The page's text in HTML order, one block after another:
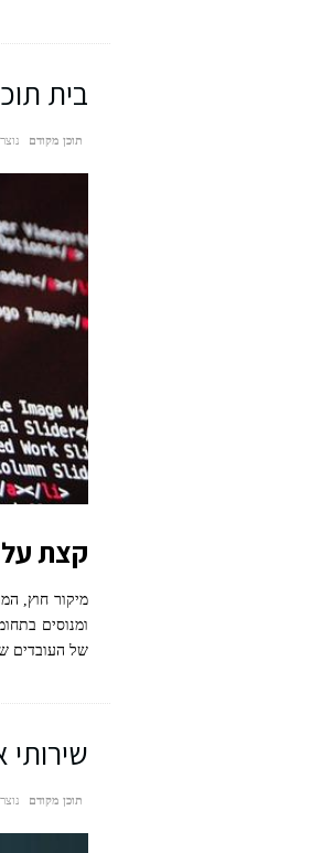
בית
תוכן מקודם נוצר ב
קצת על
ומנוסים
של העובדים
תוכן מקודם נוצר ב